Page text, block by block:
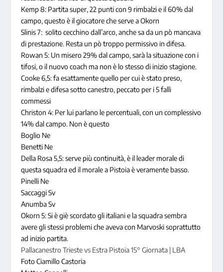
Kemp 8: Partita super, 22 punti con 9 rimbalzi e il 60% dal
campo, questo è il giocatore che serve a Okorn
Slinis 7: solito cecchino dall’arco, anche sa da un pò mancava
di prestazione. Resta un pò troppo permissivo in difesa.
Rowan 5: Un misero 29% dal campo, sarà la situazione con i
tifosi, o il nuovo coach ma non è lo stesso di inizio stagione.
Cooke 6,5: fa esattamente quello per cui è stato preso,
rimbalzi e difesa sotto canestro, peccato per i 5 falli
commessi
Christon 4: Per lui parlano le percentuali, con un complessivo
14% dal campo. Non è questo
Boglio Ne
Benetti Ne
Della Rosa 5,5: serve più continuità, è il leader morale di
questa squadra ed il morale a Pistoia è veramente basso.
Pinelli Ne
Saccaggi Sv
Anumba Sv
Okorn 5: Si è giè scordato gli italiani e la squadra sembra
avere gli stessi problemi che aveva con Marvoski soprattutto
ad inizio partita.
Pallacanestro Trieste vs Estra Pistoia 15° Giornata | LBA
Foto Ciamillo Castoria